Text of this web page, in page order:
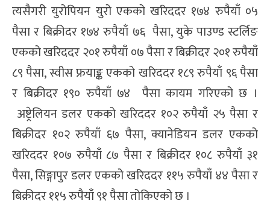
त्यसैगरी युरोपियन युरो एकको खरिददर १७४ रुपैयाँ ०५
पैसा र बिक्रीदर १७४ रुपैयाँ ७६ पैसा, युके पाउण्ड स्टर्लिङ
एकको खरिददर २०१ रुपैयाँ ०७ पैसा र बिक्रीदर २०१ रुपैयाँ
८९ पैसा, स्वीस फ्रयाङ्क एकको खरिददर १८९ रुपैयाँ ९६ पैसा
र बिक्रीदर १९० रुपैयाँ ७४ पैसा कायम गरिएको छ ।
अष्ट्रेलियन डलर एकको खरिददर १०२ रुपैयाँ २५ पैसा र
बिक्रीदर १०२ रुपैयाँ ६७ पैसा, क्यानेडियन डलर एकको
खरिददर १०७ रुपैयाँ ८७ पैसा र बिक्रीदर १०८ रुपैयाँ ३१
पैसा, सिङ्गापुर डलर एकको खरिददर ११५ रुपैयाँ ४४ पैसा र
बिक्रीदर ११५ रुपैयाँ ९१ पैसा तोकिएको छ ।